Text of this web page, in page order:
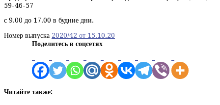
59-46-57
с 9.00 до 17.00 в будние дни.
Номер выпуска 2020/42 от 15.10.20
Поделитесь в соцсетях
Читайте также: